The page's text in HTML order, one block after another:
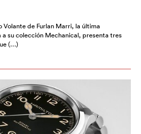
Volante de Furlan Marri, la última
su colección Mechanical, presenta tres
(…)